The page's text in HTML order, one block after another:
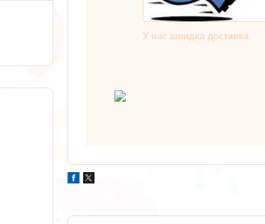
У нас швидка доставка